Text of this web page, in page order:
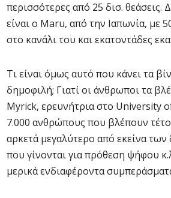
περισσότερες από 25 δισ. θεάσεις.
είναι ο Maru, από την Ιαπωνία, με
στο κανάλι του και εκατοντάδες
Τι είναι όμως αυτό που κάνει τα
δημοφιλή; Γιατί οι άνθρωποι τα
Myrick, ερευνήτρια στο University
7.000 ανθρώπους που βλέπουν
αρκετά μεγαλύτερο από εκείνα
που γίνονται για πρόθεση ψήφου
μερικά ενδιαφέροντα